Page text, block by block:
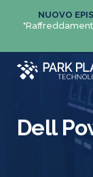
NUOVO
Dell